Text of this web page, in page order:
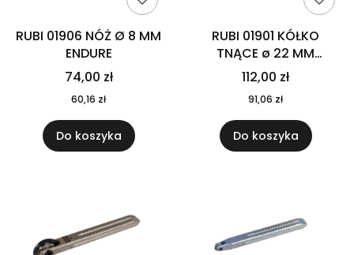
RUBI 01906 NÓŻ Ø 8 MM
ENDURE
74,00 zł
60,16 zł
Do koszyka
RUBI 01901 KÓŁKO
TNĄCE ø 22 MM
EXTREME do SLIM, TP i
TQ
112,00 zł
91,06 zł
Do koszyka